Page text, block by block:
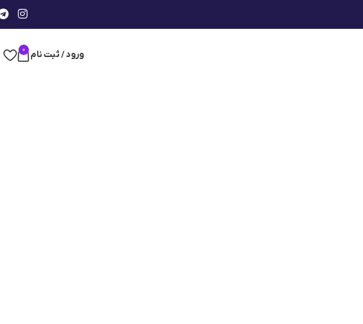
ورود / ثبت نام 0